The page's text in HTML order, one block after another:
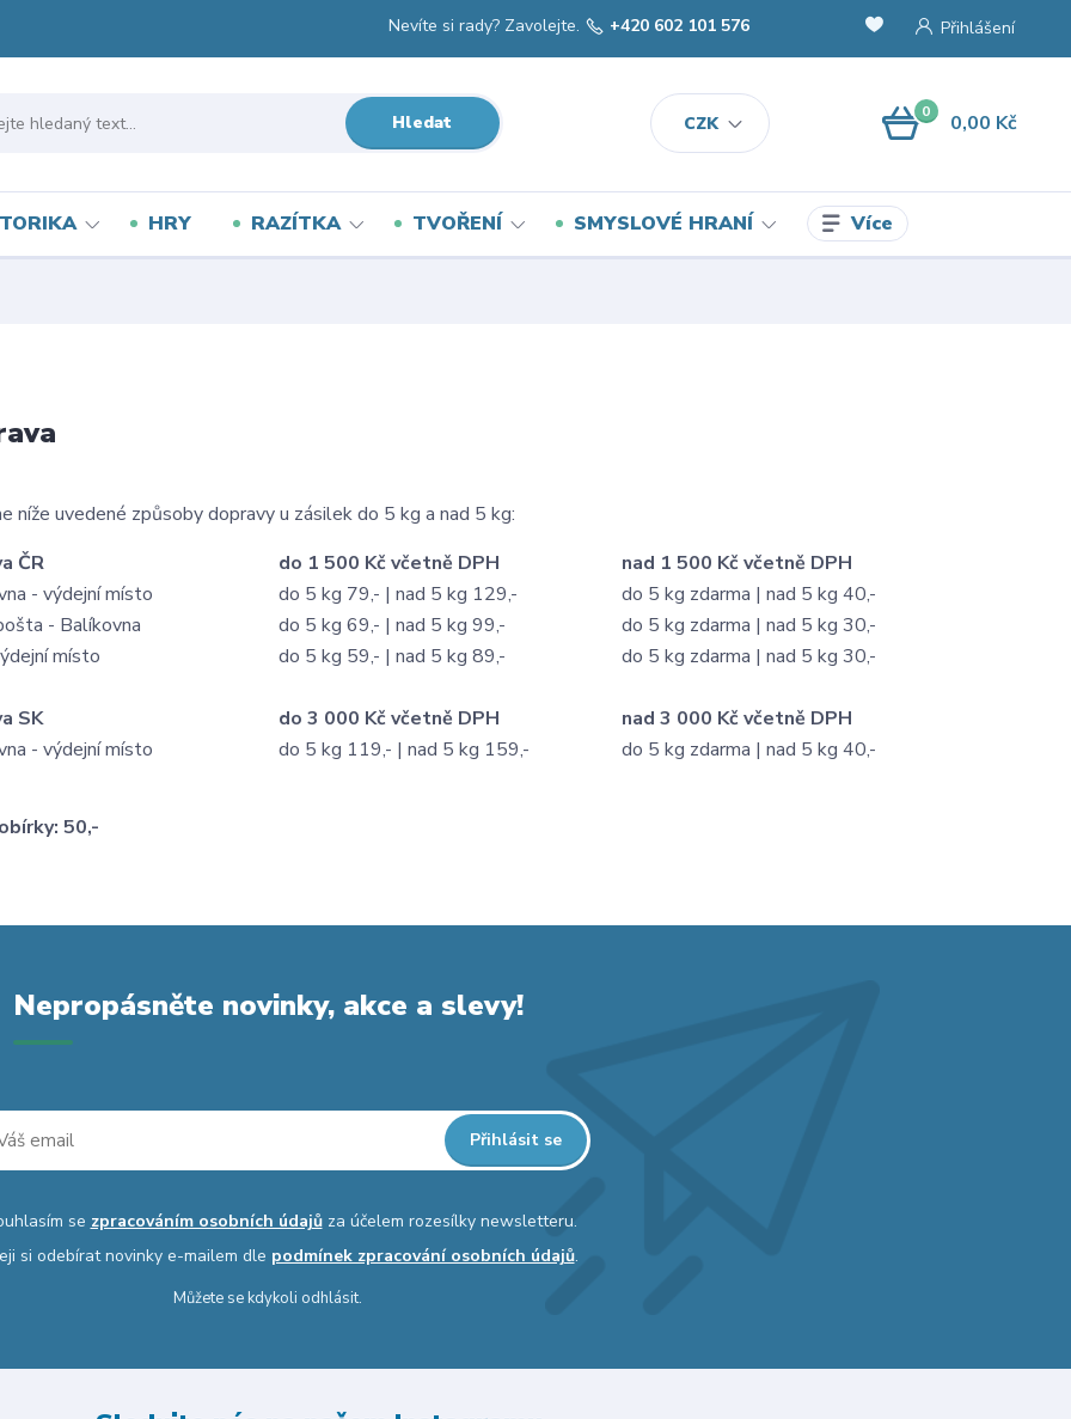
CZK
Přihlášení
Hledat
Nevíte si rady? Zavolejte. +420 602 101 576
0 0,00 Kč
HRY RAZÍTKA TVOŘENÍ SMYSLOVÉ HRANÍ Více
níže uvedené způsoby dopravy u zásilek do 5 kg a nad 5 kg:
ČR
do 1 500 Kč včetně DPH
nad 1 500 Kč včetně DPH
- výdejní místo
do 5 kg 79,- | nad 5 kg 129,-
do 5 kg zdarma | nad 5 kg 40,-
- Balíkovna
do 5 kg 69,- | nad 5 kg 99,-
do 5 kg zdarma | nad 5 kg 30,-
místo
do 5 kg 59,- | nad 5 kg 89,- do 5 kg zdarma | nad 5 kg 30,-
SK do 3 000 Kč včetně DPH
nad 3 000 Kč včetně DPH
- výdejní místo
do 5 kg 119,- | nad 5 kg 159,- do 5 kg zdarma | nad 5 kg 40,-
50,-
Nepropásněte novinky, akce a slevy!
Přihlásit se
se zpracováním osobních údajůza účelem rozesílky newsletteru.
si odebírat novinky e-mailem dle podmínek zpracování osobních údajů.
Můžete se kdykoli odhlásit.